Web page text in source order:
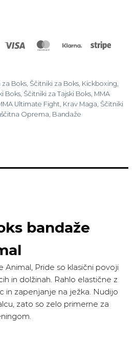
Visa MasterCardKlarna Stripe
Boks, Ščitniki za Boks, Kickboxing,
Boks, Ščitniki za Tajski Boks, MMA
Ultimate Fight, Krav Maga, Ščitniki
Oprema, Bandaže
bandaže
Animal, Pride so klasični povoji
in dolžinah. Rahlo elastične z
in zapenjanje na ježka. Nudijo
zato so zelo primerne za